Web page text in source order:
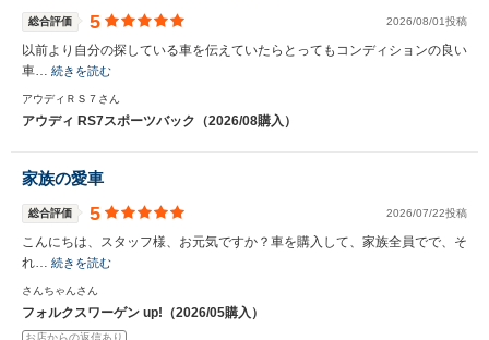
総合評価 5 2026/08/01投稿
以前より自分の探している車を伝えていたらとってもコンディションの良い
車… 続きを読む
アウディＲＳ７さん
アウディ RS7スポーツバック（2026/08購入）
家族の愛車
総合評価 5 2026/07/22投稿
こんにちは、スタッフ様、お元気ですか？車を購入して、家族全員でで、そ
れ… 続きを読む
さんちゃんさん
フォルクスワーゲン up!（2026/05購入）
お店からの返信あり